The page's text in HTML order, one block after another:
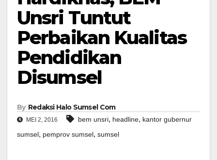
Unsri Tuntut
Perbaikan Kualitas
Pendidikan
Disumsel
By Redaksi Halo Sumsel Com
MEI 2, 2016 bem unsri, headline, kantor gubernur
sumsel, pemprov sumsel, sumsel